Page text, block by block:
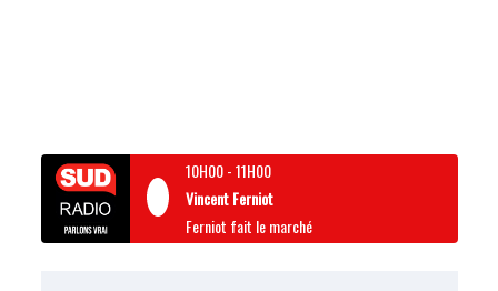
10H00-11H00
Vincent Ferniot
Ferniot fait le marché